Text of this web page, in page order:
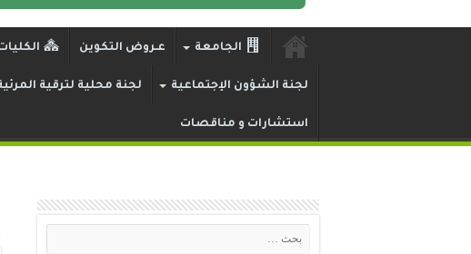
الجامعة عـروض التكوين
لجنة الشؤون الإجتماعية لجنة محلية لترقية
استشارات و مناقصات